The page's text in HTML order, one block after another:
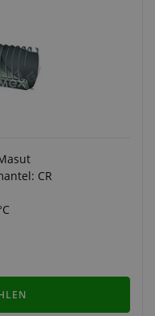
CR